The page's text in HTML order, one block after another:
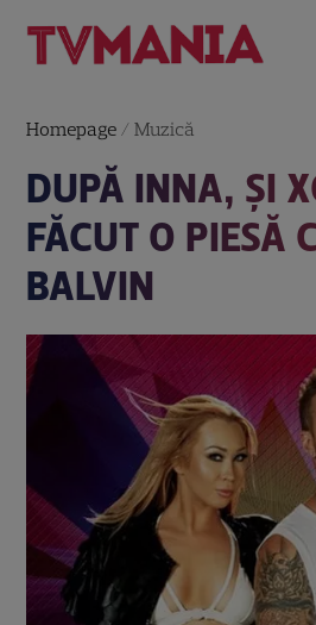
Homepage /Muzică
DUPĂ INNA, ŞI
FĂCUT O PIESĂ
BALVIN